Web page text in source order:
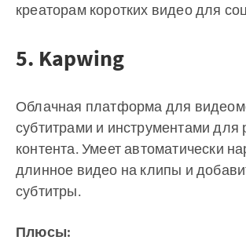
креаторам коротких видео для
5. Kapwing
Облачная платформа для
субтитрами и инструментами для
контента. Умеет автоматически
длинное видео на клипы и
субтитры.
Плюсы: